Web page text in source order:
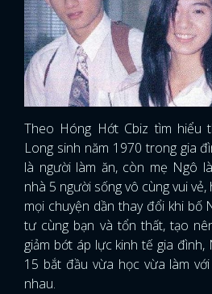
Theo Hóng Hớt Cbiz tìm hiểu
Long sinh năm 1970 trong gia
là người làm ăn, còn mẹ Ngô
nhà 5 người sống vô cùng vui
mọi chuyện dần thay đổi khi bố
tư cùng bạn và tổn thất, tạo
giảm bớt áp lực kinh tế gia đình,
15 bắt đầu vừa học vừa làm
nhau.